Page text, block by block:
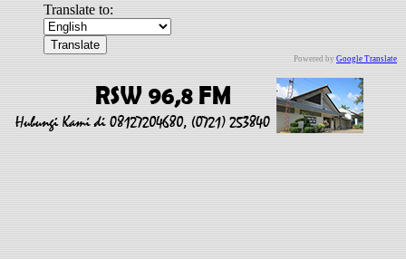
Translate to:
Powered by Google Translate